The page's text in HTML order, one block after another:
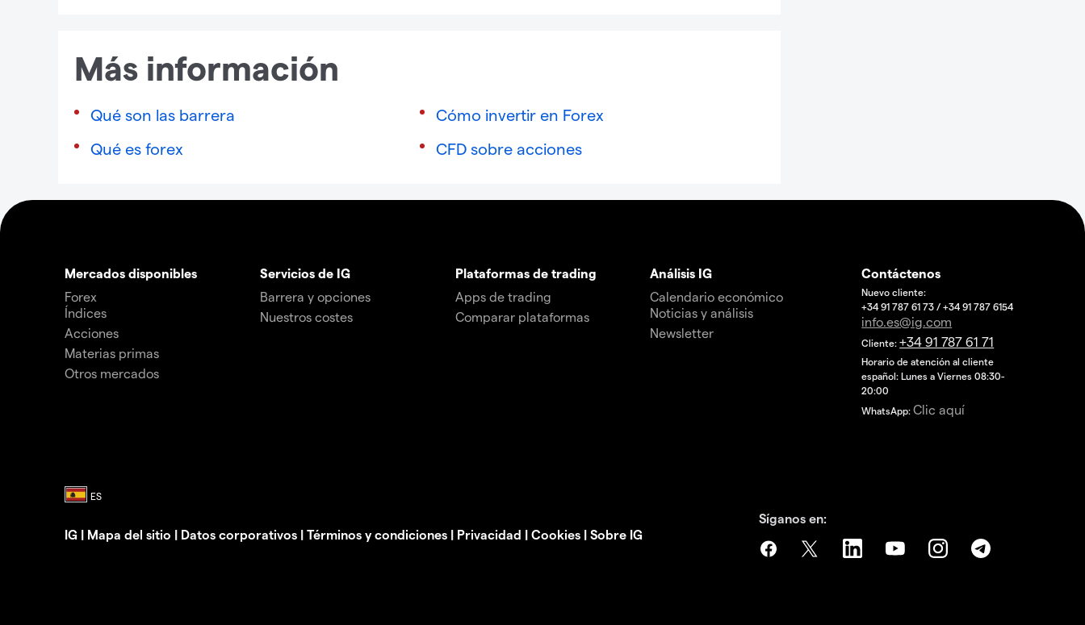
Más información
Qué son las barrera
Cómo invertir en Forex
Qué es forex
CFD sobre acciones
Mercados disponibles
Forex
Índices
Acciones
Materias primas
Otros mercados
Servicios de IG
Barrera y opciones
Nuestros costes
Plataformas de trading
Apps de trading
Comparar plataformas
Análisis IG
Calendario económico
Noticias y análisis
Newsletter
Contáctenos
Nuevo cliente:
+34 91 787 61 73 / +34 91 787 6154
info.es@ig.com
Cliente:+34 91 787 61 71
Horario de atención al cliente
español: Lunes a Viernes 08:30-
20:00
WhatsApp:Clic aquí
IG | Mapa del sitio | Datos corporativos | Términos y condiciones | Privacidad | Cookies | Sobre IG
Síganos en: